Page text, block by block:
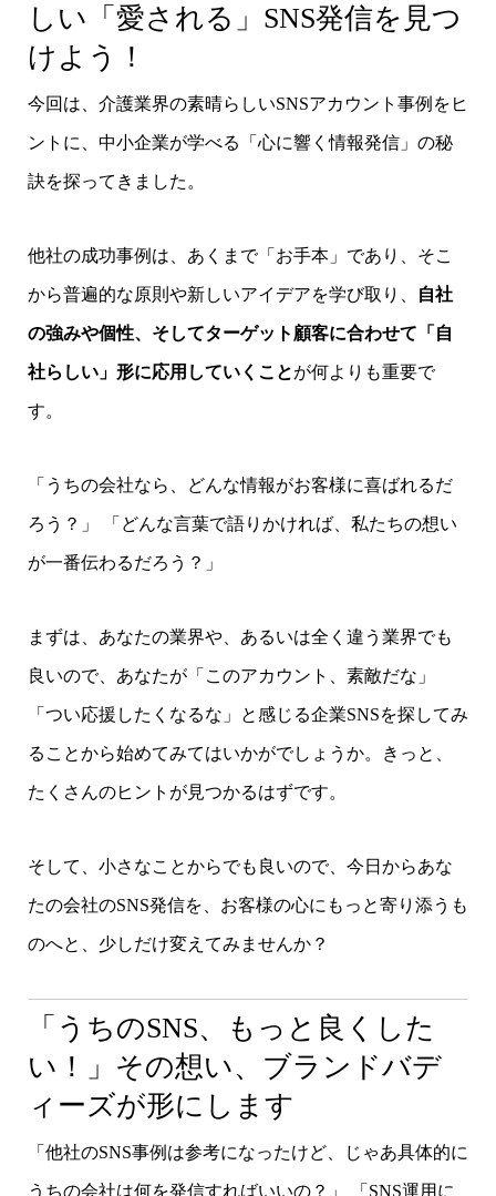
しい「愛される」SNS発信を見つ
けよう！
今回は、介護業界の素晴らしいSNSアカウント事例をヒ
ントに、中小企業が学べる「心に響く情報発信」の秘
訣を探ってきました。
他社の成功事例は、あくまで「お手本」であり、そこ
から普遍的な原則や新しいアイデアを学び取り、 自社
の強みや個性、そしてターゲット顧客に合わせて「自
社らしい」形に応用していくことが何よりも重要で
す。
「うちの会社なら、どんな情報がお客様に喜ばれるだ
ろう？」 「どんな言葉で語りかければ、私たちの想い
が一番伝わるだろう？」
まずは、あなたの業界や、あるいは全く違う業界でも
良いので、あなたが「このアカウント、素敵だな」
「つい応援したくなるな」と感じる企業SNSを探してみ
ることから始めてみてはいかがでしょうか。きっと、
たくさんのヒントが見つかるはずです。
そして、小さなことからでも良いので、今日からあな
たの会社のSNS発信を、お客様の心にもっと寄り添うも
のへと、少しだけ変えてみませんか？
「うちのSNS、もっと良くした
い！」その想い、ブランドバデ
ィーズが形にします
「他社のSNS事例は参考になったけど、じゃあ具体的に
うちの会社は何を発信すればいいの？」 「SNS運用に